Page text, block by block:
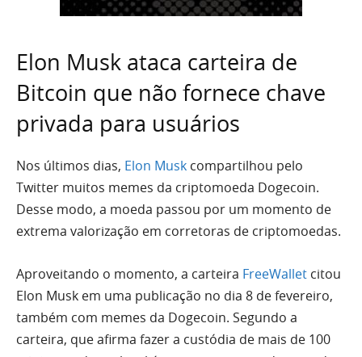
Elon Musk ataca carteira de
Bitcoin que não fornece chave
privada para usuários
Nos últimos dias, Elon Musk compartilhou pelo
Twitter muitos memes da criptomoeda Dogecoin.
Desse modo, a moeda passou por um momento de
extrema valorização em corretoras de criptomoedas.
Aproveitando o momento, a carteira FreeWallet citou
Elon Musk em uma publicação no dia 8 de fevereiro,
também com memes da Dogecoin. Segundo a
carteira, que afirma fazer a custódia de mais de 100